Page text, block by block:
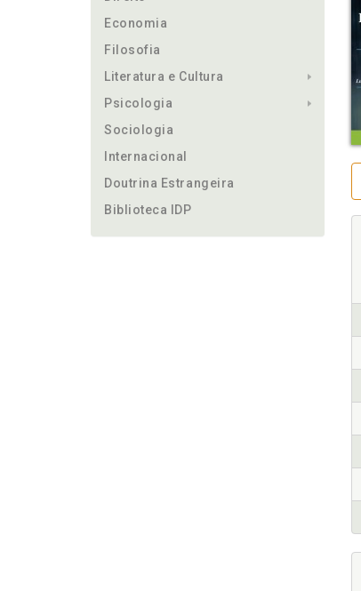
Economia
Filosofia
Literatura e Cultura
Psicologia
Sociologia
Internacional
Doutrina Estrangeira
Biblioteca IDP